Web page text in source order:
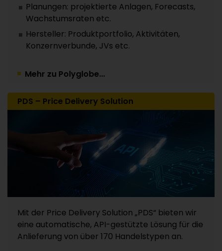
Planungen: projektierte Anlagen, Forecasts,
Wachstumsraten etc.
Hersteller: Produktportfolio, Aktivitäten,
Konzernverbunde, JVs etc.
Mehr zu Polyglobe...
PDS – Price Delivery Solution
Mit der Price Delivery Solution „PDS“ bieten wir
eine automatische, API-gestützte Lösung für die
Anlieferung von über 170 Handelstypen an.